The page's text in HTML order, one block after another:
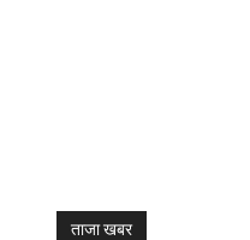
ताजा खबर